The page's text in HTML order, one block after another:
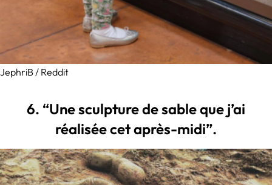
JephriB / Reddit
6. “Une sculpture de sable que j’ai
réalisée cet après-midi”.